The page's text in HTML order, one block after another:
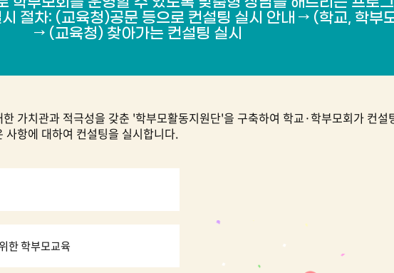
절차: (교육청)공문 등으로 컨설팅 실시 안내 → (학교, 학부
아가는 컨설팅 실시
가치관과 적극성을 갖춘 '학부모활동지원단'을 구축하여 학교·학부모회가 컨설
사항에 대하여 컨설팅을 실시합니다.
한 학부모교육